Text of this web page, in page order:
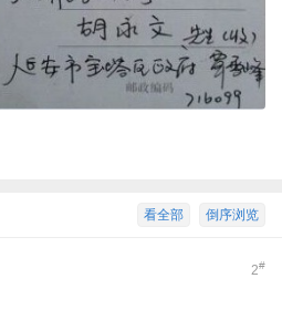
倒序浏览
看全部
2#